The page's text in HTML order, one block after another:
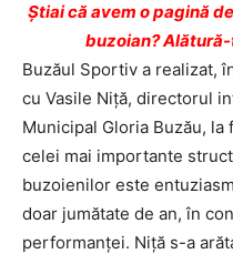
Ştiai că avem o pagină
buzoian?
Buzăul Sportiv a realizat,
cu Vasile Niţă, directorul
Municipal Gloria Buzău,
celei mai importante
buzoienilor este
doar jumătate de an, în
performanţei. Niţă s-a